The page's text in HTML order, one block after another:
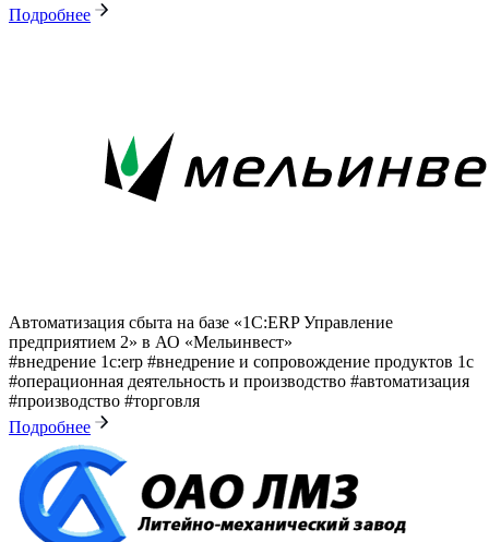
Подробнее
Автоматизация сбыта на базе «1С:ERP Управление
предприятием 2» в АО «Мельинвест»
#внедрение 1с:erp #внедрение и сопровождение продуктов 1с
#операционная деятельность и производство #автоматизация
#производство #торговля
Подробнее